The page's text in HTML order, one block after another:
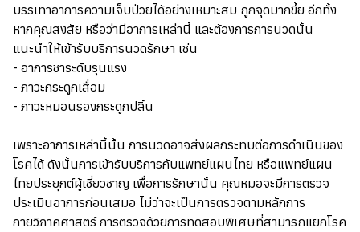
บรรเทาอาการความเจ็บป่วยได้อย่างเหมาะสม ถูกจุดมากขึ้ย อีกทั้ง
หากคุณสงสัย หรือว่ามีอาการเหล่านี้ และต้องการการนวดนั้น
แนะนำให้เข้ารับบริการนวดรักษา เช่น
- อาการชาระดับรุนแรง
- ภาวะกระดูกเสื่อม
- ภาวะหมอนรองกระดูกปลิ้น
เพราะอาการเหล่านี้นั้น การนวดอาจส่งผลกระทบต่อการดำเนินของ
โรคได้ ดังนั้นการเข้ารับบริการกับแพทย์แผนไทย หรือแพทย์แผน
ไทยประยุกต์ผู้เชี่ยวชาญ เพื่อการรักษานั้น คุณหมอจะมีการตรวจ
ประเมินอาการก่อนเสมอ ไม่ว่าจะเป็นการตรวจตามหลักการ
กายวิภาคศาสตร์ การตรวจด้วยการทดสอบพิเศษที่สามารถแยกโรค